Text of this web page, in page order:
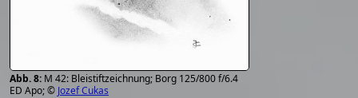
M 42: Bleistiftzeichnung; Borg 125/800 f/6.4
ED Apo; © Jozef Cukas